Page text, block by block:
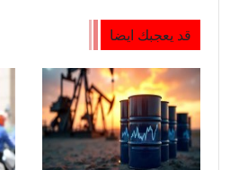
قد يعجبك ايضا